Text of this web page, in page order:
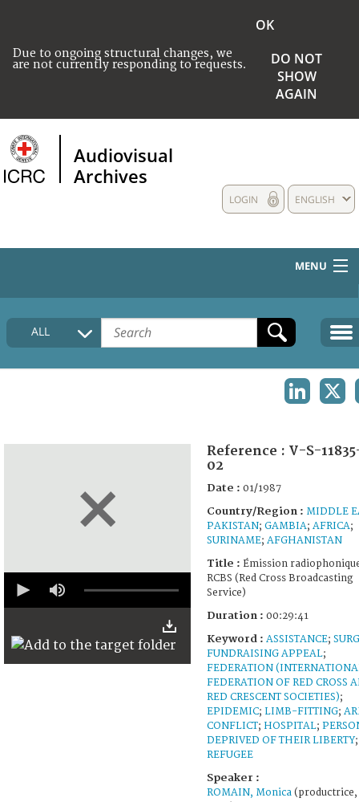
Due to ongoing structural changes, we
are not currently responding to requests.
OK
DO NOT
SHOW
AGAIN
Audiovisual
Archives
ENGLISH
LOGIN
MENU
HOME
COLLECTIONS DESCRIPTION
ALL
seconds
37
Reference : V-S-
02
Date : 01/1987
Country/Region : MIDDLE
PAKISTAN; GAMBIA; AFRICA;
SURINAME; AFGHANISTAN
Title : Émission
RCBS (Red Cross Broadcasting
Service)
Duration : 00:29:41
Keyword : ASSISTANCE;
FUNDRAISING APPEAL;
FEDERATION
FEDERATION OF RED CROSS
RED CRESCENT SOCIETIES);
EPIDEMIC; LIMB-FITTING;
CONFLICT; HOSPITAL;
DEPRIVED OF THEIR LIBERTY;
REFUGEE
Speaker :
ROMAIN, Monica (productrice,